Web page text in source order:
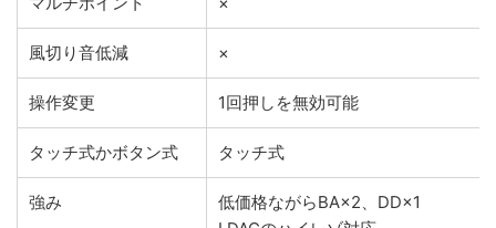
風切り音低減 ×
操作変更 1回押しを無効可能
タッチ式かボタン式 タッチ式
強み
低価格ながらBA×2、DD×1